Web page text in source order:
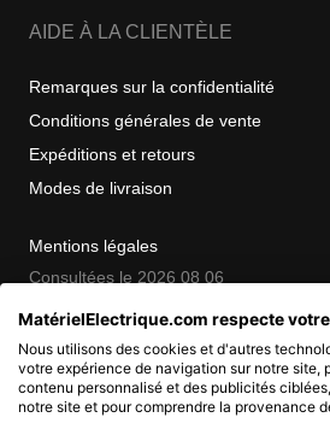
AIDE À LA CLIENTÈLE
Remarques sur la confidentialité
Conditions générales de vente
Expéditions et retours
Modes de livraison
Mentions légales
Consultées le 2026 08 06
COPYRIGHT
© 2007 - 2026 Nimbanet
MatérielElectrique.com respecte
Nous utilisons des cookies et d'autres
votre expérience de navigation sur notre site,
contenu personnalisé et des publicités
notre site et pour comprendre la provenance